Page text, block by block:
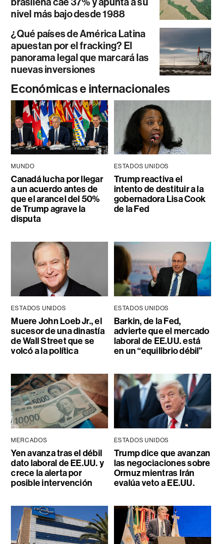
nivel más bajo desde 1988
¿Qué países de América Latina
apuestan por el fracking? El
panorama legal que marcará las
nuevas inversiones
Económicas e internacionales
MUNDO
Canadá lucha por llegar
a un acuerdo antes de
que el arancel del 50%
de Trump agrave la
disputa
ESTADOS UNIDOS
Trump reactiva el
intento de destituir a la
gobernadora Lisa Cook
de la Fed
ESTADOS UNIDOS
Muere John Loeb Jr., el
sucesor de una dinastía
de Wall Street que se
volcó a la política
ESTADOS UNIDOS
Barkin, de la Fed,
advierte que el mercado
laboral de EE.UU. está
en un “equilibrio débil”
MERCADOS
Yen avanza tras el débil
dato laboral de EE.UU. y
crece la alerta por
posible intervención
ESTADOS UNIDOS
Trump dice que avanzan
las negociaciones sobre
Ormuz mientras Irán
evalúa veto a EE.UU.